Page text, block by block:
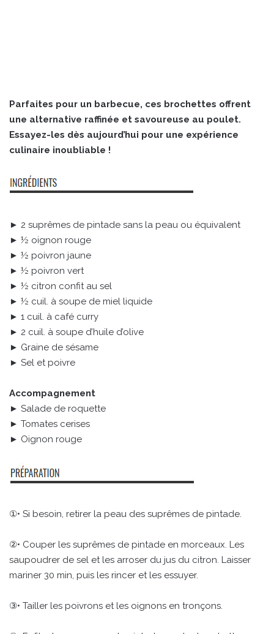
Parfaites pour un barbecue, ces brochettes offrent
une alternative raffinée et savoureuse au poulet.
Essayez-les dès aujourd’hui pour une expérience
culinaire inoubliable !
► 2 suprêmes de pintade sans la peau ou équivalent
► ½ oignon rouge
► ½ poivron jaune
► ½ poivron vert
► ½ citron confit au sel
► ½ cuil. à soupe de miel liquide
► 1 cuil. à café curry
► 2 cuil. à soupe d’huile d’olive
► Graine de sésame
► Sel et poivre
Accompagnement
► Salade de roquette
► Tomates cerises
► Oignon rouge
①• Si besoin, retirer la peau des suprêmes de pintade.
②• Couper les suprêmes de pintade en morceaux. Les
saupoudrer de sel et les arroser du jus du citron. Laisser
mariner 30 min, puis les rincer et les essuyer.
③• Tailler les poivrons et les oignons en tronçons.